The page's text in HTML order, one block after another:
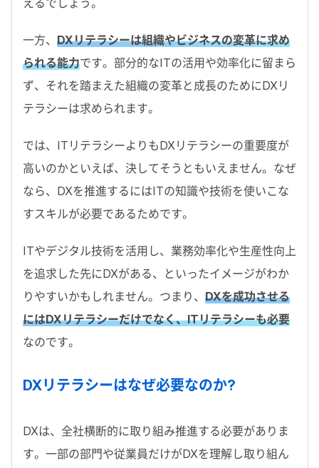
一方、 DXリテラシーは組織やビジネスの変革に求め
られる能力です。部分的なITの活用や効率化に留まら
ず、それを踏まえた組織の変革と成長のためにDXリ
テラシーは求められます。
では、ITリテラシーよりもDXリテラシーの重要度が
高いのかといえば、決してそうともいえません。なぜ
なら、DXを推進するにはITの知識や技術を使いこな
すスキルが必要であるためです。
ITやデジタル技術を活用し、業務効率化や生産性向上
を追求した先にDXがある、といったイメージがわか
りやすいかもしれません。つまり、 DXを成功させる
にはDXリテラシーだけでなく、ITリテラシーも必要
なのです。
DXリテラシーはなぜ必要なのか?
DXは、全社横断的に取り組み推進する必要がありま
す。一部の部門や従業員だけがDXを理解し取り組ん